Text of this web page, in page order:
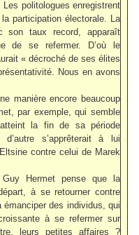
Les politologues enregistrent
participation électorale. La
son taux record, apparaît
de se refermer. D’où le
« décroché de ses élites
Nous en avons
manière encore beaucoup
par exemple, qui semble
la fin de sa période
s’apprêterait à lui
contre celui de Marek
Hermet pense que la
à se retourner contre
émanciper des individus, qui
à se refermer sur
leurs petites affaires ?